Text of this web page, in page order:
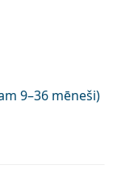
9–36 mēneši)